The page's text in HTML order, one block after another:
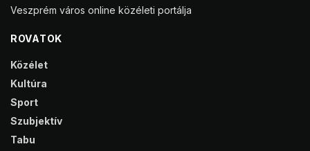
Veszprém város online közéleti portálja
ROVATOK
Közélet
Kultúra
Sport
Szubjektív
Tabu